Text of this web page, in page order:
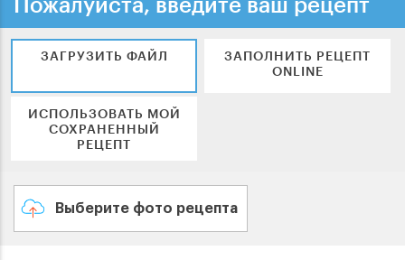
ЗАГРУЗИТЬ ФАЙЛ
ЗАПОЛНИТЬ РЕЦЕПТ
ONLINE
ИСПОЛЬЗОВАТЬ МОЙ
СОХРАНЕННЫЙ
РЕЦЕПТ
Выберите фото рецепта